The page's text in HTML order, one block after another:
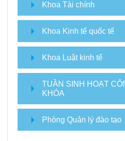
Khoa Tài chính
Khoa Kinh tế quốc tế
Khoa Luật kinh tế
TUẦN SINH HOẠT
KHÓA
Phòng Quản lý đào tạo